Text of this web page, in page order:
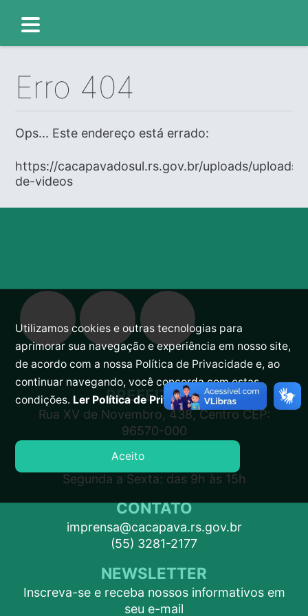
Erro 404
Ops... Este endereço está errado:
https://cacapavadosul.rs.gov.br/uploads/uploads/
de-videos
PREFEITURA
Rua XV de Novembro, 438, Centro CEP:
96570-000
ATENDIMENTO
Segunda a Sexta: das 9h às 15h
CONTATO
imprensa@cacapava.rs.gov.br
(55) 3281-2177
NEWSLETTER
Inscreva-se e receba nossos informativos em
seu e-mail
Utilizamos cookies e outras tecnologias para
aprimorar sua navegação e experiência em nosso site,
de acordo com a nossa Política de Privacidade e, ao
continuar navegando, você concorda com estas
condições. Ler Política de Privacidade.
Aceito